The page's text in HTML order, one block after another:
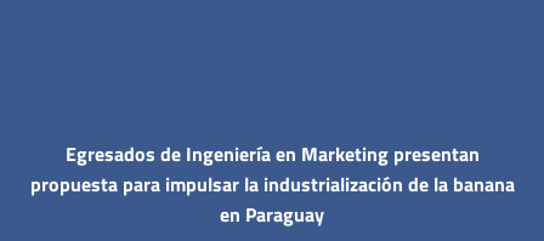
Egresados de Ingeniería en Marketing presentan
propuesta para impulsar la industrialización de la banana
en Paraguay